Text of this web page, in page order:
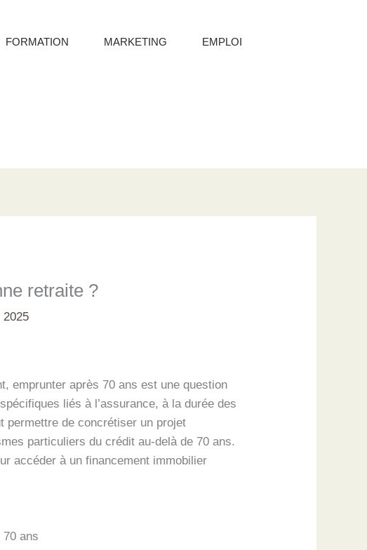
FORMATION MARKETING EMPLOI
retraite ?
2025
emprunter après 70 ans est une question
liés à l’assurance, à la durée des
permettre de concrétiser un projet
particuliers du crédit au-delà de 70 ans.
accéder à un financement immobilier
ans